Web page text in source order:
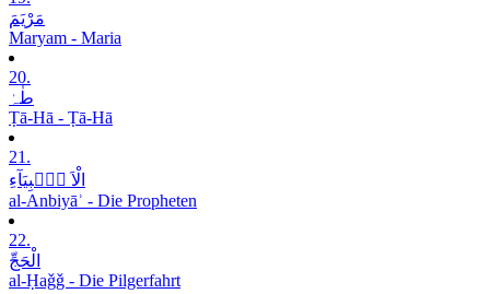
مَرْیَمَ
Maryam - Maria
20.
طٰہٰ
Ṭā-Hā - Ṭā-Hā
21.
الْاَ نۡۢبِیَآءِ
al-Anbiyāʾ - Die Propheten
22.
الْحَجِّ
al-Ḥaǧǧ - Die Pilgerfahrt